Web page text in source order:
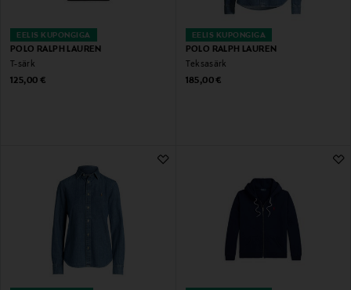
EELIS KUPONGIGA
POLO RALPH LAUREN
T-särk
Original Price
125,00 €
EELIS KUPONGIGA
POLO RALPH LAUREN
Teksasärk
Original Price
185,00 €